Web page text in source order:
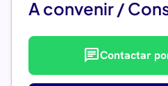
A convenir /
chatContactar